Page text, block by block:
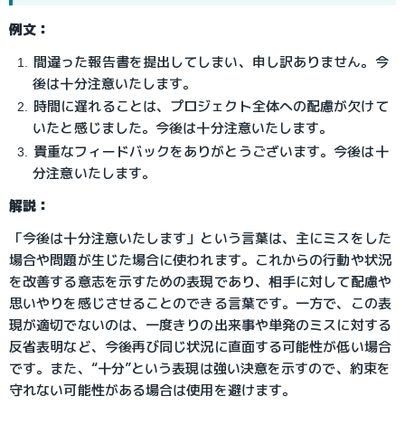
例文：
間違った報告書を提出してしまい、申し訳ありません。今
後は十分注意いたします。
時間に遅れることは、プロジェクト全体への配慮が欠けて
いたと感じました。今後は十分注意いたします。
貴重なフィードバックをありがとうございます。今後は十
分注意いたします。
解説：
「今後は十分注意いたします」という言葉は、主にミスをした
場合や問題が生じた場合に使われます。これからの行動や状況
を改善する意志を示すための表現であり、相手に対して配慮や
思いやりを感じさせることのできる言葉です。一方で、この表
現が適切でないのは、一度きりの出来事や単発のミスに対する
反省表明など、今後再び同じ状況に直面する可能性が低い場合
です。また、“十分”という表現は強い決意を示すので、約束を
守れない可能性がある場合は使用を避けます。